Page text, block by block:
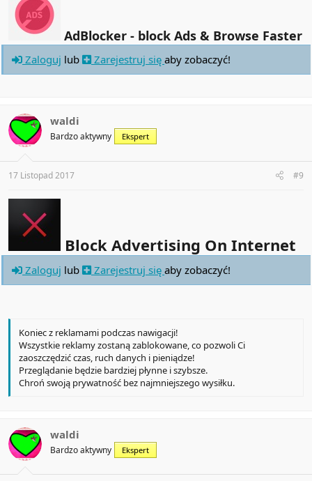
AdBlocker - block Ads & Browse Faster
Zaloguj lub Zarejestruj się aby zobaczyć!
waldi
Bardzo aktywny Ekspert
17 Listopad 2017 #9
Block Advertising On Internet
Zaloguj lub Zarejestruj się aby zobaczyć!
Koniec z reklamami podczas nawigacji!
Wszystkie reklamy zostaną zablokowane, co pozwoli Ci
zaoszczędzić czas, ruch danych i pieniądze!
Przeglądanie będzie bardziej płynne i szybsze.
Chroń swoją prywatność bez najmniejszego wysiłku.
waldi
Bardzo aktywny Ekspert